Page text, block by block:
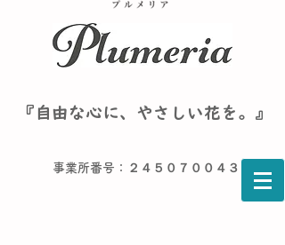
『自由な心に、やさしい花を。』
事業所番号：２４５０７００４３６